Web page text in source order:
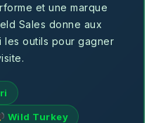
et une marque
Sales donne aux
les outils pour gagner
Wild Turkey